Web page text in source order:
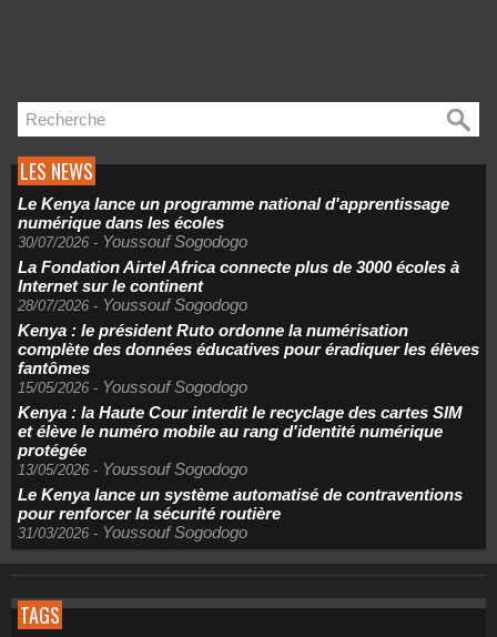
LES NEWS
Le Kenya lance un programme national d'apprentissage
numérique dans les écoles
30/07/2026 - Youssouf Sogodogo
La Fondation Airtel Africa connecte plus de 3000 écoles à
Internet sur le continent
28/07/2026 - Youssouf Sogodogo
Kenya : le président Ruto ordonne la numérisation
complète des données éducatives pour éradiquer les élèves
fantômes
15/05/2026 - Youssouf Sogodogo
Kenya : la Haute Cour interdit le recyclage des cartes SIM
et élève le numéro mobile au rang d'identité numérique
protégée
13/05/2026 - Youssouf Sogodogo
Le Kenya lance un système automatisé de contraventions
pour renforcer la sécurité routière
31/03/2026 - Youssouf Sogodogo
TAGS